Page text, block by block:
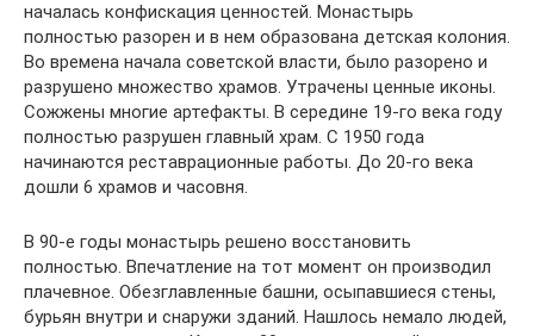
началась конфискация ценностей. Монастырь
полностью разорен и в нем образована детская колония.
Во времена начала советской власти, было разорено и
разрушено множество храмов. Утрачены ценные иконы.
Сожжены многие артефакты. В середине 19-го века году
полностью разрушен главный храм. С 1950 года
начинаются реставрационные работы. До 20-го века
дошли 6 храмов и часовня.
В 90-е годы монастырь решено восстановить
полностью. Впечатление на тот момент он производил
плачевное. Обезглавленные башни, осыпавшиеся стены,
бурьян внутри и снаружи зданий. Нашлось немало людей,